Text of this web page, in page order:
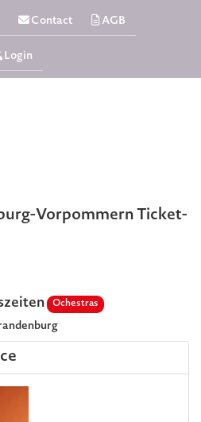
Contact AGB
Login
Vorpommern Ticket-
Ochestras